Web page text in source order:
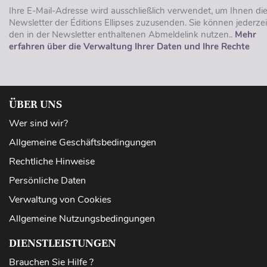
Ihre E-Mail-Adresse wird ausschließlich verwendet, um Ihnen die
Newsletter der Éditions Ellipses zuzusenden. Sie können
den in der Newsletter enthaltenen Abmeldelink nutzen.. Mehr
erfahren über die Verwaltung Ihrer Daten und Ihre Rechte
ÜBER UNS
Wer sind wir?
Allgemeine Geschäftsbedingungen
Rechtliche Hinweise
Persönliche Daten
Verwaltung von Cookies
Allgemeine Nutzungsbedingungen
DIENSTLEISTUNGEN
Brauchen Sie Hilfe ?